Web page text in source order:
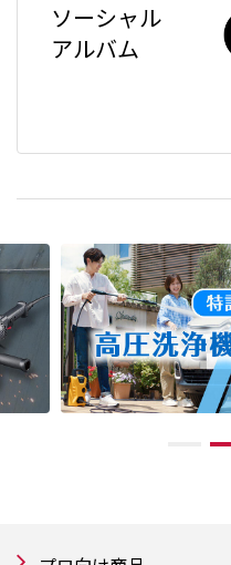
ソーシャル
アルバム